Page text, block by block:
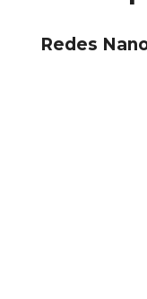
Redes